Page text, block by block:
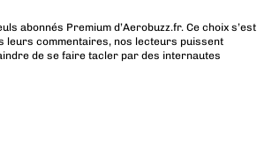
abonnés Premium d’Aerobuzz.fr. Ce choix s’est
leurs commentaires, nos lecteurs puissent
de se faire tacler par des internautes